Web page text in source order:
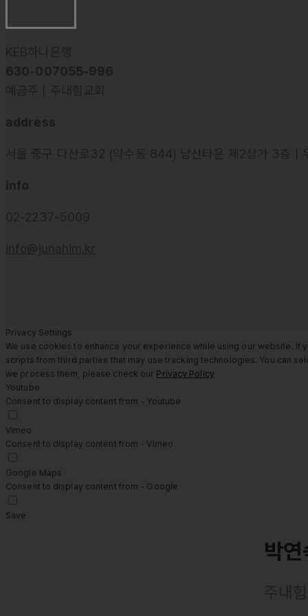
KEB하나은행
630-007055-996
예금주 | 주내힘교회
address
서울 중구 다산로32 (약수동 844) 남산타운 제2상가 3층 |
info
02-2237-5009
info@junahim.kr
Privacy Settings
We use cookies to enhance your experience while using our website.
scripts from third parties that may use tracking technologies. You can
we process them, please check our Privacy Policy
Youtube
Consent to display content from - Youtube
Vimeo
Consent to display content from - Vimeo
Google Maps
Consent to display content from - Google
Save
박